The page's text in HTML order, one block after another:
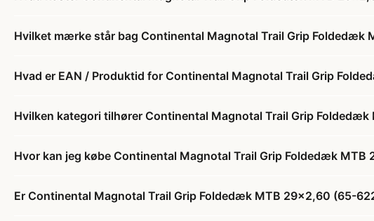
Hvilket mærke står bag Continental Magnotal Trail Grip Foldedæk
Hvad er EAN / Produktid for Continental Magnotal Trail Grip
Hvilken kategori tilhører Continental Magnotal Trail Grip
Hvor kan jeg købe Continental Magnotal Trail Grip Foldedæk
Er Continental Magnotal Trail Grip Foldedæk MTB 29x2,60 (65-